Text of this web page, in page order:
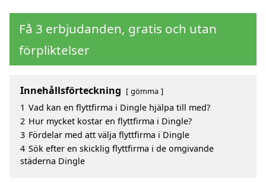
Få 3 erbjudanden, gratis och utan
förpliktelser
Innehållsförteckning gömma
1 Vad kan en flyttfirma i Dingle hjälpa till med?
2 Hur mycket kostar en flyttfirma i Dingle?
3 Fördelar med att välja flyttfirma i Dingle
4 Sök efter en skicklig flyttfirma i de omgivande
städerna Dingle